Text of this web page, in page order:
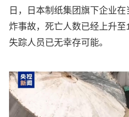
日，日本制纸集团旗下企业
炸事故，死亡人数已经上升
失踪人员已无幸存可能。